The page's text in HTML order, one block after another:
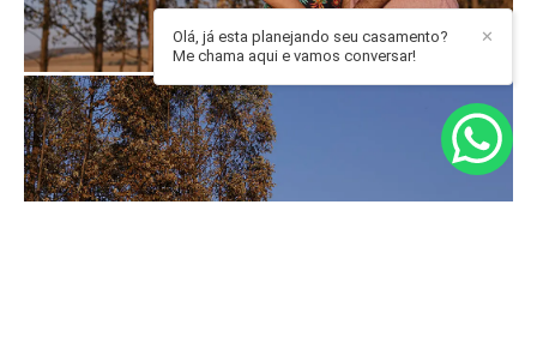
✕
Olá, já esta planejando seu casamento?
Me chama aqui e vamos conversar!